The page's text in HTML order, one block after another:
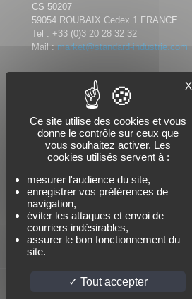
CS 50207
59054 ROUBAIX Cedex 1 FRANCE
Tel : +33 (0)3 20 28 32 32
Mail : market@standard-industrie.com
Nous suivre
X
Ce site utilise des cookies et vous
donne le contrôle sur ceux que
vous souhaitez activer. Les
cookies utilisés servent à :
mesurer l'audience du site,
enregistrer vos préférences de
navigation,
éviter les attaques et envoi de
courriers indésirables,
assurer le bon fonctionnement du
site.
Tout accepter